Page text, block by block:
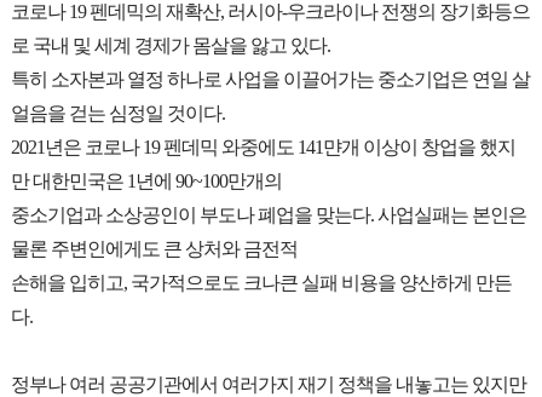
코로나 19 펜데믹의 재확산, 러시아-우크라이나 전쟁의 장기화등으
로 국내 및 세계 경제가 몸살을 앓고 있다.
특히 소자본과 열정 하나로 사업을 이끌어가는 중소기업은 연일 살
얼음을 걷는 심정일 것이다.
2021년은 코로나 19 펜데믹 와중에도 141먄개 이상이 창업을 했지
만 대한민국은 1년에 90~100만개의
중소기업과 소상공인이 부도나 폐업을 맞는다. 사업실패는 본인은
물론 주변인에게도 큰 상처와 금전적
손해을 입히고, 국가적으로도 크나큰 실패 비용을 양산하게 만든
다.
정부나 여러 공공기관에서 여러가지 재기 정책을 내놓고는 있지만